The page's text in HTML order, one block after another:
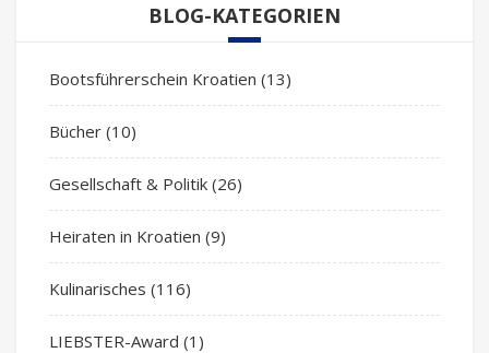
BLOG-KATEGORIEN
Bootsführerschein Kroatien (13)
Bücher (10)
Gesellschaft & Politik (26)
Heiraten in Kroatien (9)
Kulinarisches (116)
LIEBSTER-Award (1)